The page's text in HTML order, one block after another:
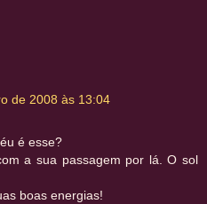
de 2008 às 13:04
é esse?
a sua passagem por lá. O sol
boas energias!